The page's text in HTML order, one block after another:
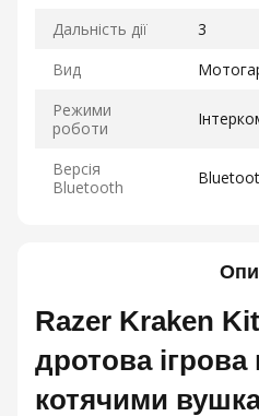
Дальність дії
3
Вид
Режими
роботи
Версія
Bluetooth
Razer Kraken
дротова ігрова
котячими